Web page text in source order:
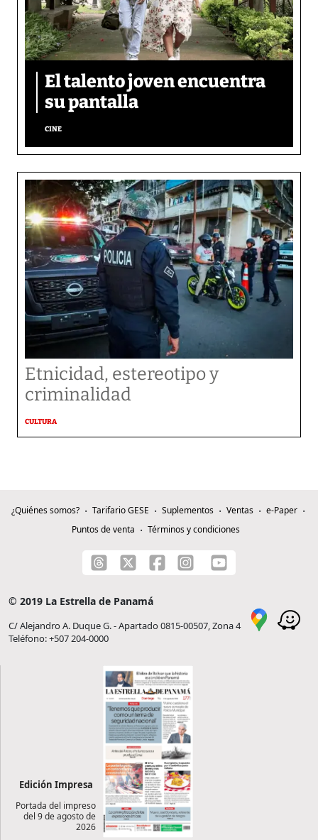
El talento joven encuentra
su pantalla​
CINE
Etnicidad, estereotipo y
criminalidad
CULTURA
¿Quiénes somos? Tarifario GESE Suplementos Ventas
e-Paper
Puntos de venta
Términos y condiciones
© 2019 La Estrella de Panamá
C/ Alejandro A. Duque G. - Apartado 0815-00507, Zona 4
Teléfono: +507 204-0000
Edición Impresa
Portada del impreso
del 9 de agosto de
2026